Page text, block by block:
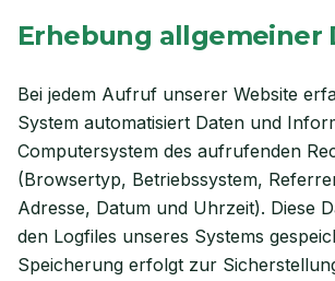
Erhebung allgemeiner
Bei jedem Aufruf unserer Website
System automatisiert Daten und
Computersystem des aufrufenden
(Browsertyp, Betriebssystem,
Adresse, Datum und Uhrzeit). Diese
den Logfiles unseres Systems
Speicherung erfolgt zur